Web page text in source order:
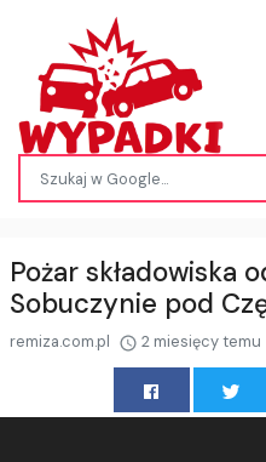
Pożar składowiska
Sobuczynie pod
remiza.com.pl 2 miesięcy temu